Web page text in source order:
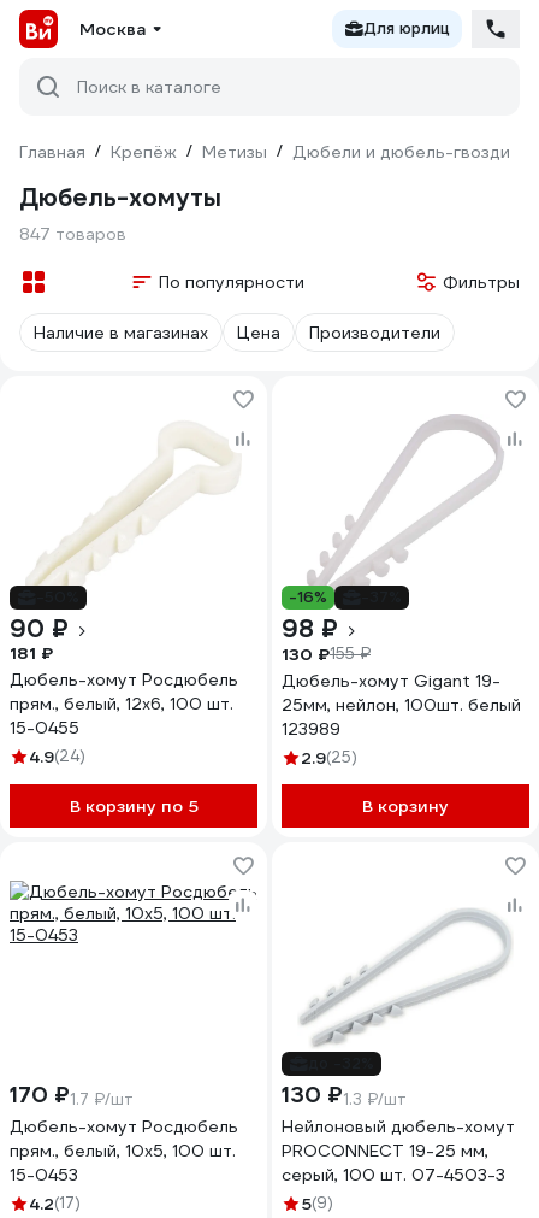
Москва Для юрлиц
Поиск в каталоге
Главная / Крепёж / Метизы / Дюбели и дюбель-гвозди
Дюбель-хомуты
847 товаров
По популярности Фильтры
Наличие в магазинах Цена Производители
90 ₽
181 ₽
Дюбель-хомут Росдюбель
прям., белый, 12x6, 100 шт.
15-0455
4.9(24)
В корзину по 5
-16%
98 ₽
130 ₽155 ₽
Дюбель-хомут Gigant 19-
25мм, нейлон, 100шт. белый
123989
2.9(25)
В корзину
170 ₽1.7 ₽/шт
Дюбель-хомут Росдюбель
прям., белый, 10x5, 100 шт.
15-0453
4.2(17)
130 ₽1.3 ₽/шт
Нейлоновый дюбель-хомут
PROCONNECT 19-25 мм,
серый, 100 шт. 07-4503-3
5(9)